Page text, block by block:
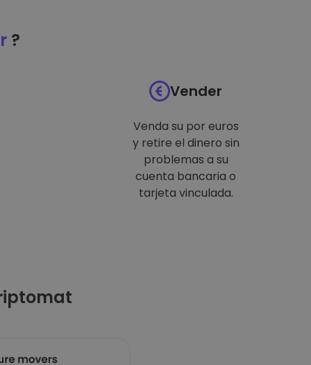
?
Vender
Venda su por euros
y retire el dinero sin
problemas a su
cuenta bancaria o
tarjeta vinculada.